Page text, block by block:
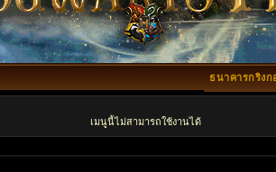
ธนาคารกริงก
เมนูนี้ไม่สามารถใช้งานได้